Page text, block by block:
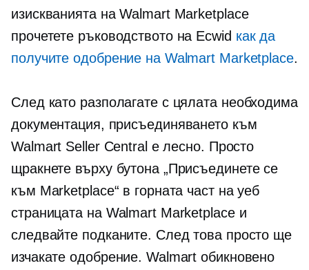
изискванията на Walmart Marketplace
прочетете ръководството на Ecwid как да
получите одобрение на Walmart Marketplace.
След като разполагате с цялата необходима
документация, присъединяването към
Walmart Seller Central е лесно. Просто
щракнете върху бутона „Присъединете се
към Marketplace“ в горната част на уеб
страницата на Walmart Marketplace и
следвайте подканите. След това просто ще
изчакате одобрение. Walmart обикновено